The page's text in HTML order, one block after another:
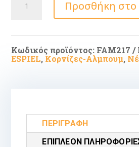
Κορνίζα
Προσθήκη στο
Κωδικός προϊόντος: FAM217
ESPIEL, Κορνίζες-Αλμπουμ,
ΠΕΡΙΓΡΑΦΉ
ΕΠΙΠΛΈΟΝ